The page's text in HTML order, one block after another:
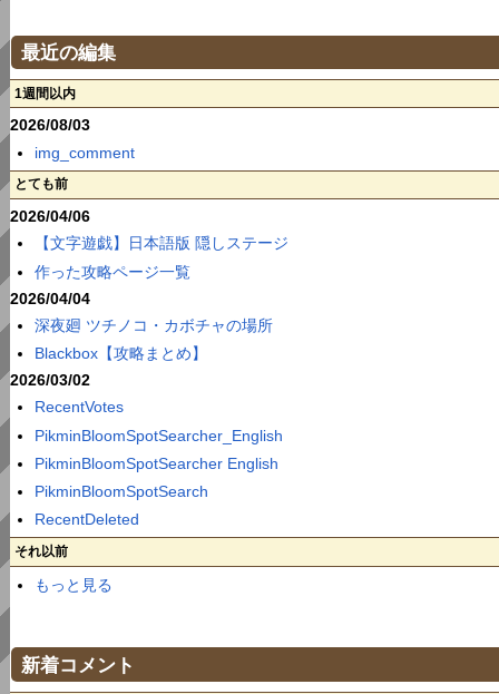
最近の編集
1週間以内
2026/08/03
img_comment
とても前
2026/04/06
【文字遊戯】日本語版 隠しステージ
作った攻略ページ一覧
2026/04/04
深夜廻 ツチノコ・カボチャの場所
Blackbox【攻略まとめ】
2026/03/02
RecentVotes
PikminBloomSpotSearcher_English
PikminBloomSpotSearcher English
PikminBloomSpotSearch
RecentDeleted
それ以前
もっと見る
新着コメント